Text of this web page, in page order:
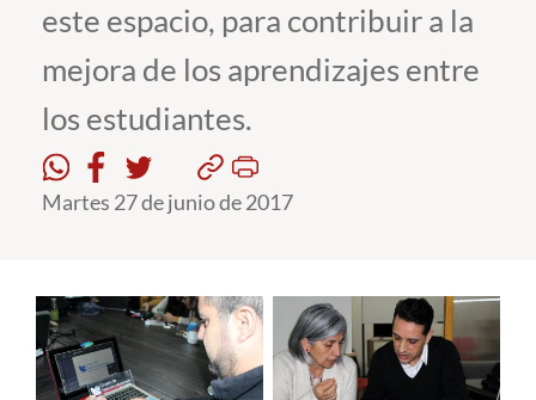
Académicos
Funcionarios
Alumni
este espacio, para contribuir a la
mejora de los aprendizajes entre
los estudiantes.
Martes 27 de junio de 2017